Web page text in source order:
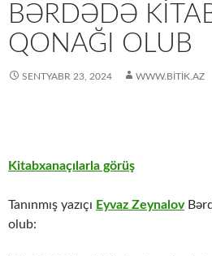
BƏRDƏDƏ
QONAĞI OLUB
SENTYABR 23, 2024 WWW.BITIK.AZ
Kitabxanaçılarla görüş
Tanınmış yazıçı Eyvaz Zeynalov
olub: